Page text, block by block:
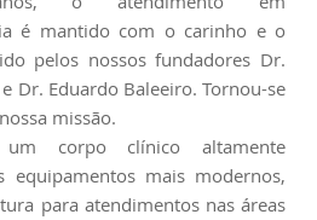
é mantido com o carinho e o
pelos nossos fundadores Dr.
Dr. Eduardo Baleeiro. Tornou-se
missão.
um corpo clínico altamente
equipamentos mais modernos,
para atendimentos nas áreas